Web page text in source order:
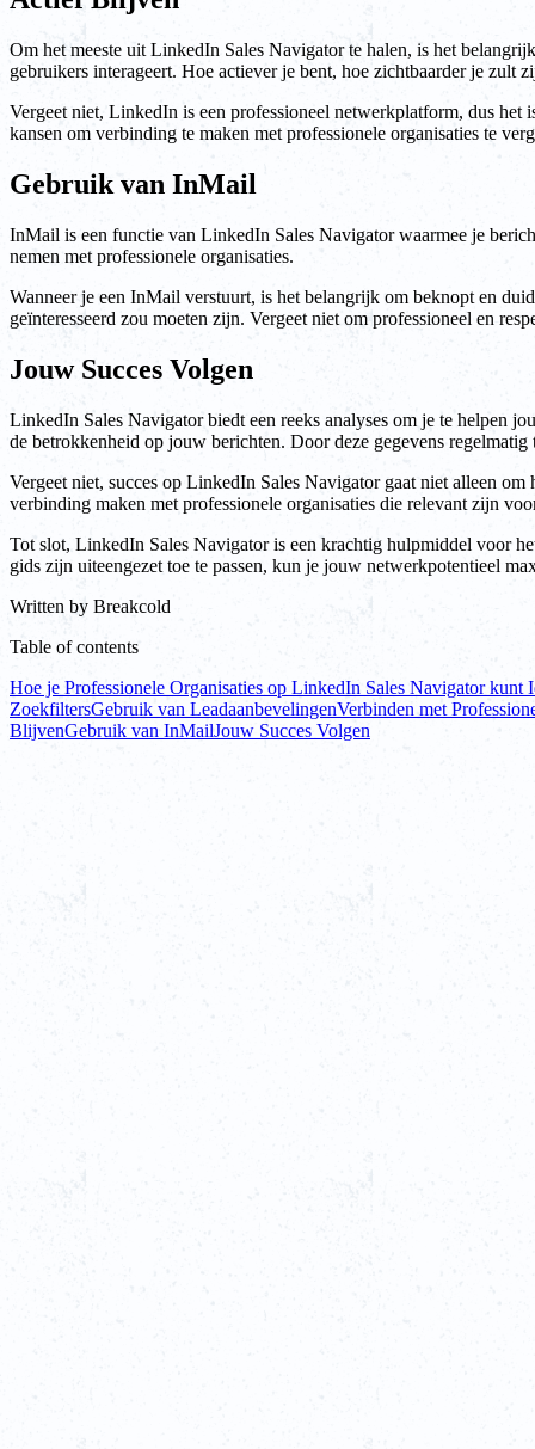
Om het meeste uit LinkedIn Sales Navigator te halen, is het
gebruikers interageert. Hoe actiever je bent, hoe zichtbaarder je zult
Vergeet niet, LinkedIn is een professioneel netwerkplatform, dus
kansen om verbinding te maken met professionele organisaties te
Gebruik van InMail
InMail is een functie van LinkedIn Sales Navigator waarmee je
nemen met professionele organisaties.
Wanneer je een InMail verstuurt, is het belangrijk om beknopt en
geïnteresseerd zou moeten zijn. Vergeet niet om professioneel en
Jouw Succes Volgen
LinkedIn Sales Navigator biedt een reeks analyses om je te helpen
de betrokkenheid op jouw berichten. Door deze gegevens
Vergeet niet, succes op LinkedIn Sales Navigator gaat niet alleen
verbinding maken met professionele organisaties die relevant zijn
Tot slot, LinkedIn Sales Navigator is een krachtig hulpmiddel voor
gids zijn uiteengezet toe te passen, kun je jouw netwerkpotentieel
Written by Breakcold
Table of contents
Hoe je Professionele Organisaties op LinkedIn Sales Navigator kunt
ZoekfiltersGebruik van LeadaanbevelingenVerbinden met
BlijvenGebruik van InMailJouw Succes Volgen